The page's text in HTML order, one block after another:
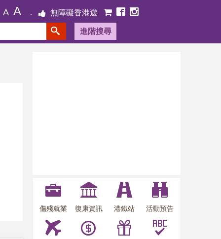
A A 無障礙香港遊
進階搜尋
傷殘就業 復康資訊 港鐵站 活動預告